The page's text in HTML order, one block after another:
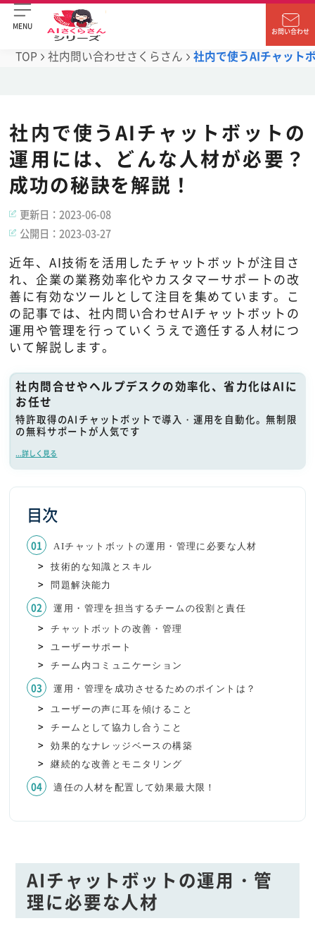
MENU
お問い合わせ
TOP 社内問い合わせさくらさん 社内で使うAIチャット
社内で使うAIチャットボットの
運用には、どんな人材が必要？
成功の秘訣を解説！
更新日：2023-06-08
公開日：2023-03-27
近年、AI技術を活用したチャットボットが注目さ
れ、企業の業務効率化やカスタマーサポートの改
善に有効なツールとして注目を集めています。こ
の記事では、社内問い合わせAIチャットボットの
運用や管理を行っていくうえで適任する人材につ
いて解説します。
社内問合せやヘルプデスクの効率化、省力化はAIに
お任せ
特許取得のAIチャットボットで導入・運用を自動化。無制限
の無料サポートが人気です
...詳しく見る
目次
AIチャットボットの運用・管理に必要な人材
技術的な知識とスキル
問題解決能力
運用・管理を担当するチームの役割と責任
チャットボットの改善・管理
ユーザーサポート
チーム内コミュニケーション
運用・管理を成功させるためのポイントは？
ユーザーの声に耳を傾けること
チームとして協力し合うこと
効果的なナレッジベースの構築
継続的な改善とモニタリング
適任の人材を配置して効果最大限！
AIチャットボットの運用・管
理に必要な人材